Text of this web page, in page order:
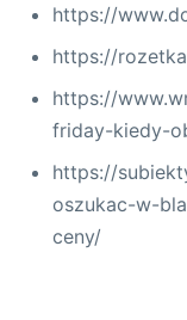
https://
https://
https://
friday-kiedy-
https://
oszukac-w-
ceny/